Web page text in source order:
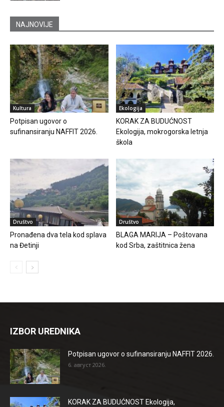
NAJNOVIJE
Kultura
Potpisan ugovor o
sufinansiranju NAFFIT 2026.
Ekologija
KORAK ZA BUDUĆNOST
Ekologija, mokrogorska letnja
škola
Društvo
Pronađena dva tela kod splava
na Đetinji
Društvo
BLAGA MARIJA – Poštovana
kod Srba, zaštitnica žena
IZBOR UREDNIKA
Potpisan ugovor o sufinansiranju NAFFIT 2026.
6. август 2026.
KORAK ZA BUDUĆNOST Ekologija,